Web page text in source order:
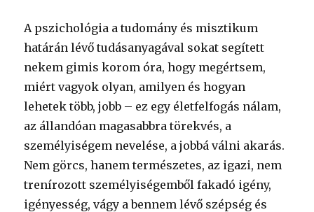
A pszichológia a tudomány és misztikum
határán lévő tudásanyagával sokat segített
nekem gimis korom óra, hogy megértsem,
miért vagyok olyan, amilyen és hogyan
lehetek több, jobb – ez egy életfelfogás nálam,
az állandóan magasabbra törekvés, a
személyiségem nevelése, a jobbá válni akarás.
Nem görcs, hanem természetes, az igazi, nem
trenírozott személyiségemből fakadó igény,
igényesség, vágy a bennem lévő szépség és